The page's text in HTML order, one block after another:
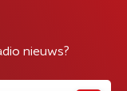
nieuws?